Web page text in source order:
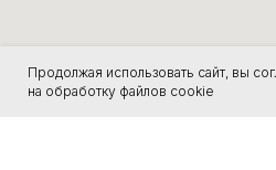
Продолжая использовать сайт, вы
на обработку файлов cookie